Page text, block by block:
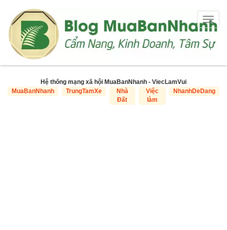
Hệ thống mạng xã hội MuaBanNhanh - ViecLamVui
MuaBanNhanh
TrungTamXe
Nhà
Đất
Việc
làm
NhanhDeDang